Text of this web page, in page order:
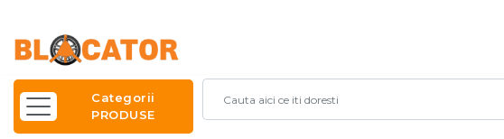
Categorii
PRODUSE